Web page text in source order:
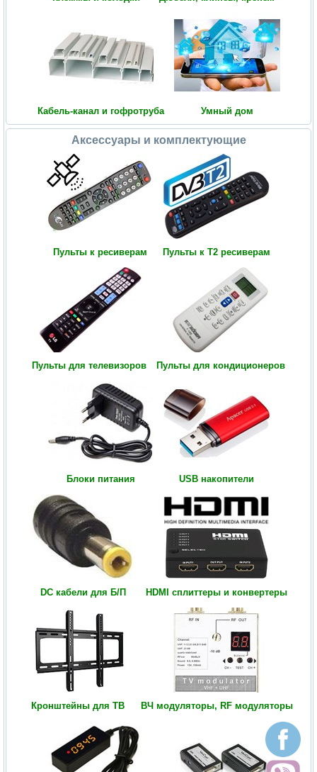
Кабель-канал и гофротруба Умный дом
Аксессуары и комплектующие
Пульты к ресиверам Пульты к Т2 ресиверам
Пульты для телевизоров Пульты для кондиционеров
Блоки питания USB накопители
DC кабели для Б/П HDMI сплиттеры и конвертеры
Кронштейны для ТВ ВЧ модуляторы, RF модуляторы